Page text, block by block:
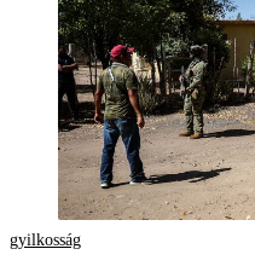
gyilkosság